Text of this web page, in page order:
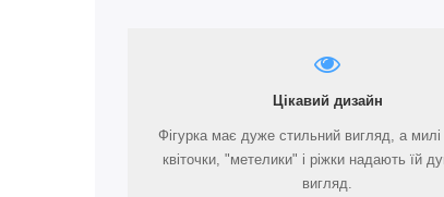
Цікавий дизайн
Фігурка має дуже стильний вигляд, а милі
квіточки, "метелики" і ріжки надають їй
вигляд.